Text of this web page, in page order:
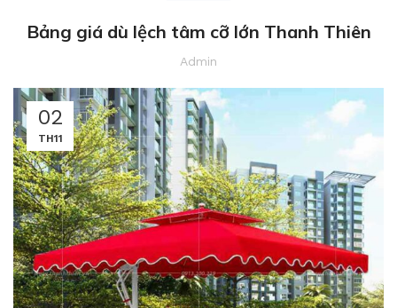
Bảng giá dù lệch tâm cỡ lớn Thanh Thiên
Admin
02
TH11